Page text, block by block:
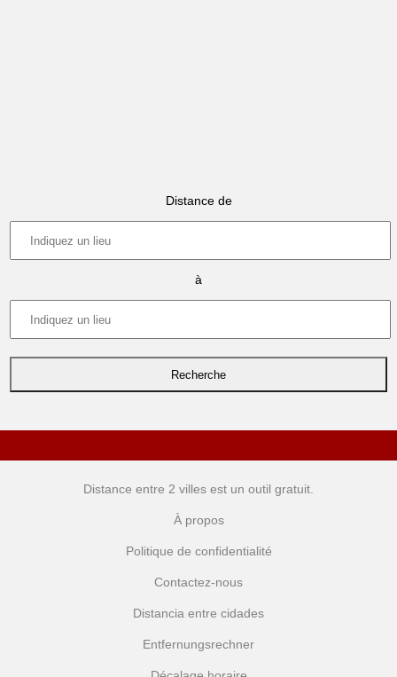
Distance de
à
Distance entre 2 villes est un outil gratuit.
À propos
Politique de confidentialité
Contactez-nous
Distancia entre cidades
Entfernungsrechner